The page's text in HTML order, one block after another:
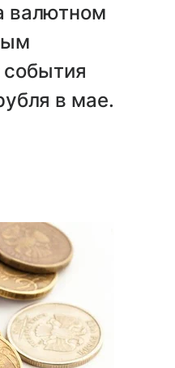
валютном
в мае.